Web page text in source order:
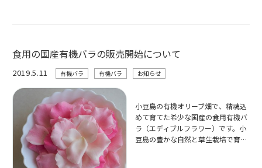
食用の国産有機バラの販売開始について
2019.5.11 有機バラ 有機バラ お知らせ
小豆島の有機オリーブ畑で、精魂込
めて育てた希少な国産の食用有機バ
ラ（エディブルフラワー）です。小
豆島の豊かな自然と草生栽培で育…